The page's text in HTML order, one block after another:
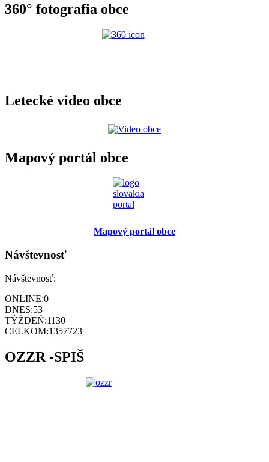
360° fotografia obce
Letecké video obce
Mapový portál obce
Mapový portál obce
Návštevnosť
Návštevnosť:
ONLINE:0
DNES:53
TÝŽDEŇ:1130
CELKOM:1357723
OZZR -SPIŠ